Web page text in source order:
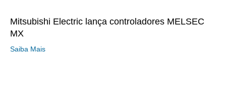
Mitsubishi Electric lança controladores MELSEC
MX
Saiba Mais